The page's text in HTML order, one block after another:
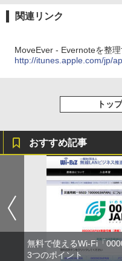
関連リンク
MoveEver - Evernoteを整理
http://itunes.apple.com/jp/
トッ
おすすめ記事
無料で使えるWi-Fi「
3つのポイント